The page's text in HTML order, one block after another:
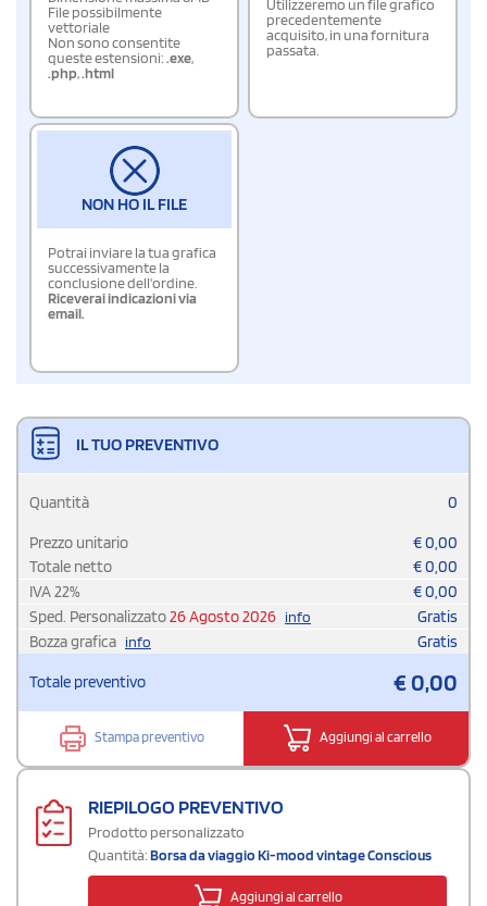
File possibilmente
vettoriale
Non sono consentite
queste estensioni:.exe,
.php,.html
Utilizzeremo un file grafico
precedentemente
acquisito, in una fornitura
passata.
NON HO IL FILE
Potrai inviare la tua grafica
successivamente la
conclusione dell'ordine.
Riceverai indicazioni via
email.
IL TUO PREVENTIVO
Quantità 0
Prezzo unitario €0,00
Totale netto
€0,00
IVA22% €0,00
Sped. Personalizzato26 Agosto 2026 info
Gratis
Bozza grafica info Gratis
Totale preventivo €0,00
Stampa preventivo Aggiungi al carrello
RIEPILOGO PREVENTIVO
Prodotto personalizzato
Quantità:Borsa da viaggio Ki-mood vintage Conscious
Aggiungi al carrello